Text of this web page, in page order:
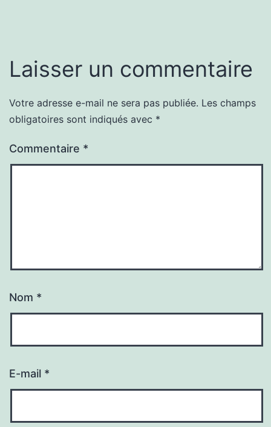
Laisser un commentaire
Votre adresse e-mail ne sera pas publiée. Les champs
obligatoires sont indiqués avec *
Commentaire *
Nom *
E-mail *